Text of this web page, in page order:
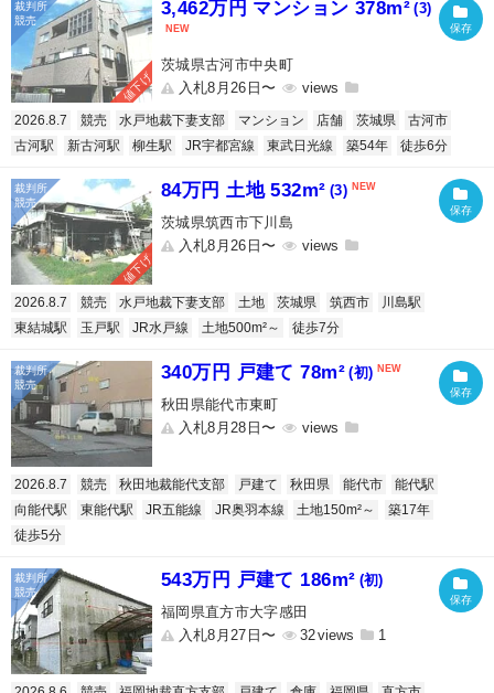
値下げ
3,462万円 マンション 378m² (3)
茨城県古河市中央町
入札8月26日〜
2026.8.7 競売 水戸地裁下妻支部 マンション 店舗 茨城県
古河市
古河駅
新古河駅 柳生駅 JR宇都宮線 東武日光線 築54年 徒歩6分
値下げ
84万円 土地 532m² (3)
茨城県筑西市下川島
入札8月26日〜
2026.8.7 競売 水戸地裁下妻支部 土地 茨城県 筑西市
川島駅
東結城駅
玉戸駅 JR水戸線 土地500m²～ 徒歩7分
340万円 戸建て 78m² (初)
秋田県能代市東町
入札8月28日〜
2026.8.7 競売 秋田地裁能代支部 戸建て 秋田県 能代市
能代駅
向能代駅
東能代駅 JR五能線 JR奥羽本線 土地150m²～
築17年
徒歩5分
543万円 戸建て 186m² (初)
福岡県直方市大字感田
入札8月27日〜
32 1